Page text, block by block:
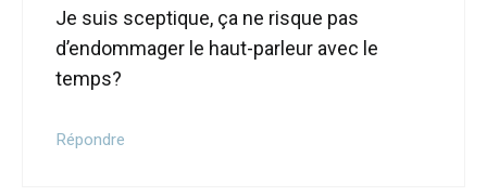
Je suis sceptique, ça ne risque pas
d’endommager le haut-parleur avec le
temps?
Répondre